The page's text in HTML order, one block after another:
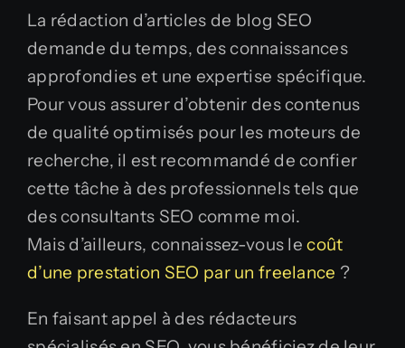
La rédaction d’articles de blog SEO
demande du temps, des connaissances
approfondies et une expertise spécifique.
Pour vous assurer d’obtenir des contenus
de qualité optimisés pour les moteurs de
recherche, il est recommandé de confier
cette tâche à des professionnels tels que
des consultants SEO comme moi.
Mais d’ailleurs, connaissez-vous lecoût
d’une prestation SEO par un freelance ?
En faisant appel à des rédacteurs